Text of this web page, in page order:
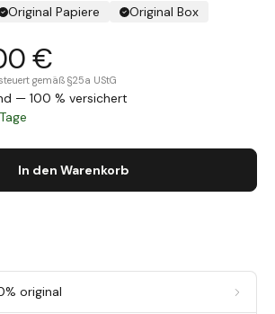
Original Papiere
Original Box
€
gemäß §25a UStG
— 100 % versichert
In den Warenkorb
original